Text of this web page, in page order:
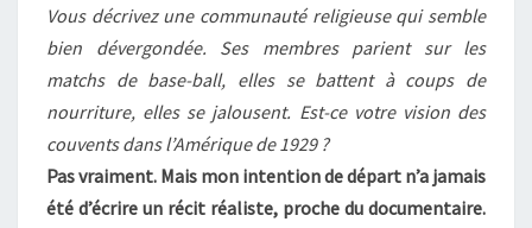
Vous décrivez une communauté religieuse qui semble
bien dévergondée. Ses membres parient sur les
matchs de base-ball, elles se battent à coups de
nourriture, elles se jalousent. Est-ce votre vision des
couvents dans l’Amérique de 1929 ?
Pas vraiment. Mais mon intention de départ n’a jamais
été d’écrire un récit réaliste, proche du documentaire.